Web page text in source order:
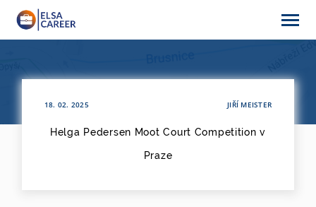
O ELSA Career
18. 02. 2025 JIŘÍ MEISTER
Helga Pedersen Moot Court Competition v
Praze